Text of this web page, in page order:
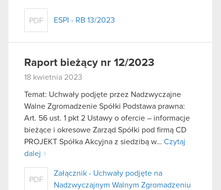
PDF ESPI - RB 13/2023
Raport bieżący nr 12/2023
18 kwietnia 2023
Temat: Uchwały podjęte przez Nadzwyczajne
Walne Zgromadzenie Spółki Podstawa prawna:
Art. 56 ust. 1 pkt 2 Ustawy o ofercie – informacje
bieżące i okresowe Zarząd Spółki pod firmą CD
PROJEKT Spółka Akcyjna z siedzibą w… Czytaj
dalej
PDF
Załącznik - Uchwały podjęte na
Nadzwyczajnym Walnym Zgromadzeniu